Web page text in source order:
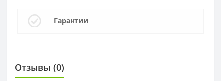
Гарантии
Отзывы (0)